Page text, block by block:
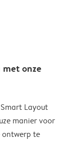
onze
Layout
manier voor
ontwerp te